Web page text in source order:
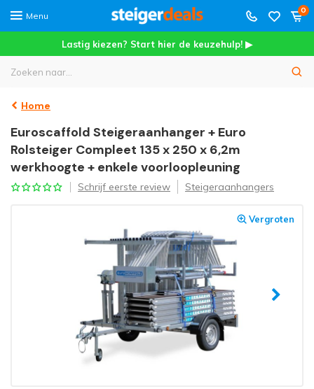
Menu
0
Lastig kiezen? Start hier de keuzehulp! ▶
Home
Euroscaffold Steigeraanhanger + Euro
Rolsteiger Compleet 135 x 250 x 6,2m
werkhoogte + enkele voorloopleuning
Schrijf eerste review Steigeraanhangers
Vergroten